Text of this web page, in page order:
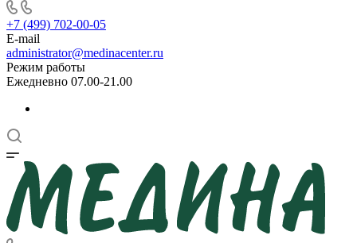
+7 (499) 702-00-05
E-mail
administrator@medinacenter.ru
Режим работы
Ежедневно 07.00-21.00